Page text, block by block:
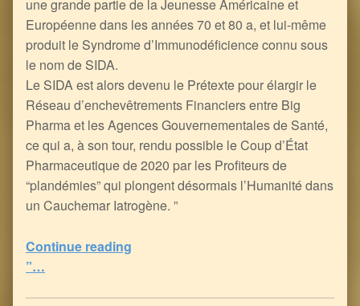
une grande partie de la Jeunesse Américaine et
Européenne dans les années 70 et 80 a, et lui-même
produit le Syndrome d’Immunodéficience connu sous
le nom de SIDA.
Le SIDA est alors devenu le Prétexte pour élargir le
Réseau d’enchevêtrements Financiers entre Big
Pharma et les Agences Gouvernementales de Santé,
ce qui a, à son tour, rendu possible le Coup d’État
Pharmaceutique de 2020 par les Profiteurs de
“plandémies” qui plongent désormais l’Humanité dans
un Cauchemar Iatrogène. ”
Continue reading
”…